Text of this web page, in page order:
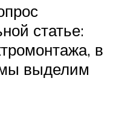
статье:
в
мы выделим